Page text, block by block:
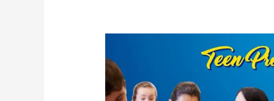
Languaje
Center
de